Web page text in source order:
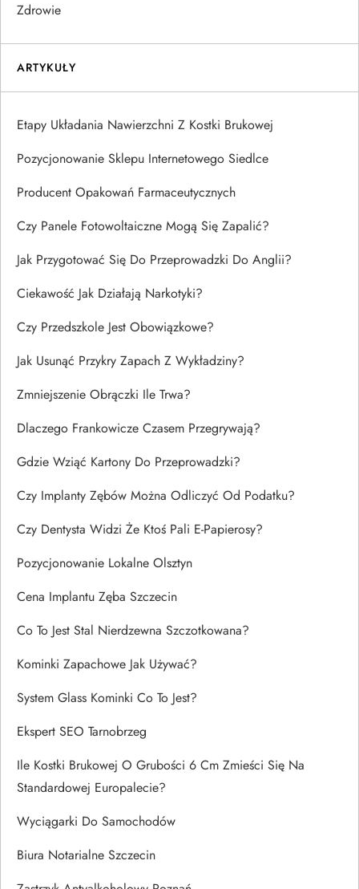
Zdrowie
ARTYKUŁY
Etapy Układania Nawierzchni Z Kostki Brukowej
Pozycjonowanie Sklepu Internetowego Siedlce
Producent Opakowań Farmaceutycznych
Czy Panele Fotowoltaiczne Mogą Się Zapalić?
Jak Przygotować Się Do Przeprowadzki Do Anglii?
Ciekawość Jak Działają Narkotyki?
Czy Przedszkole Jest Obowiązkowe?
Jak Usunąć Przykry Zapach Z Wykładziny?
Zmniejszenie Obrączki Ile Trwa?
Dlaczego Frankowicze Czasem Przegrywają?
Gdzie Wziąć Kartony Do Przeprowadzki?
Czy Implanty Zębów Można Odliczyć Od Podatku?
Czy Dentysta Widzi Że Ktoś Pali E-Papierosy?
Pozycjonowanie Lokalne Olsztyn
Cena Implantu Zęba Szczecin
Co To Jest Stal Nierdzewna Szczotkowana?
Kominki Zapachowe Jak Używać?
System Glass Kominki Co To Jest?
Ekspert SEO Tarnobrzeg
Ile Kostki Brukowej O Grubości 6 Cm Zmieści Się Na
Standardowej Europalecie?
Wyciągarki Do Samochodów
Biura Notarialne Szczecin